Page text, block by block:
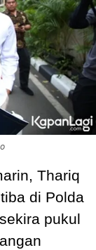
Thariq
di Polda
pukul